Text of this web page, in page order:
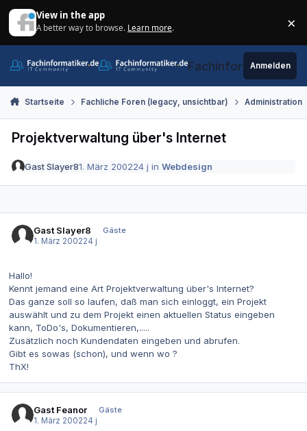
View in the app
A better way to browse. Learn more. ×
Fachinformatiker.de
Anmelden
Startseite Fachliche Foren (legacy, unsichtbar) Administration
Projektverwaltung über's Internet
Gast Slayer81. März 200224 j inWebdesign
Gast Slayer8
Gäste
1. März 200224 j
Hallo!
Kennt jemand eine Art Projektverwaltung über's Internet?
Das ganze soll so laufen, daß man sich einloggt, ein Projekt
auswählt und zu dem Projekt einen aktuellen Status eingeben
kann, ToDo's, Dokumentieren,.....
Zusätzlich noch Kundendaten eingeben und abrufen.
Gibt es sowas (schon), und wenn wo ?
ThX!
Gast Feanor
Gäste
1. März 200224 j